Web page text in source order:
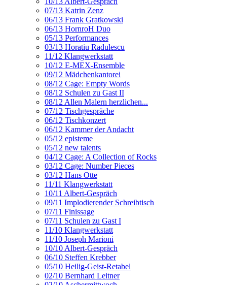
07/13 Katrin Zenz
06/13 Frank Gratkowski
06/13 HornroH Duo
05/13 Performances
03/13 Horatiu Radulescu
11/12 Klangwerkstatt
10/12 E-MEX-Ensemble
09/12 Mädchenkantorei
08/12 Cage: Empty Words
08/12 Schulen zu Gast II
08/12 Allen Malern herzlichen...
07/12 Tischgespräche
06/12 Tischkonzert
06/12 Kammer der Andacht
05/12 episteme
05/12 new talents
04/12 Cage: A Collection of Rocks
03/12 Cage: Number Pieces
03/12 Hans Otte
11/11 Klangwerkstatt
10/11 Albert-Gespräch
09/11 Implodierender Schreibtisch
07/11 Finissage
07/11 Schulen zu Gast I
11/10 Klangwerkstatt
11/10 Joseph Marioni
10/10 Albert-Gespräch
06/10 Steffen Krebber
05/10 Heilig-Geist-Retabel
02/10 Bernhard Leitner